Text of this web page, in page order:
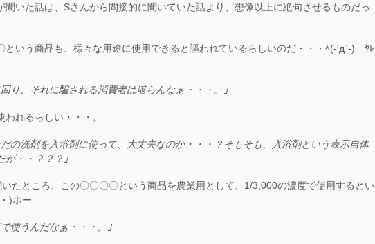
聞いた話は、Sさんから間接的に聞いていた話より、想像以上に絶句させるものだっ
という商品も、様々な用途に使用できると謳われているらしいのだ・・・ﾍ(-′д`-)ゝﾔﾚ
り、それに騙される消費者は堪らんなぁ・・・。｣
れるらしい・・・。
の洗剤を入浴剤に使って、大丈夫なのか・・・？そもそも、入浴剤という表示自体
が・・？？？｣
たところ、この〇〇〇〇という商品を農業用として、1/3,000の濃度で使用するとい
)ホー
使うんだなぁ・・・。｣